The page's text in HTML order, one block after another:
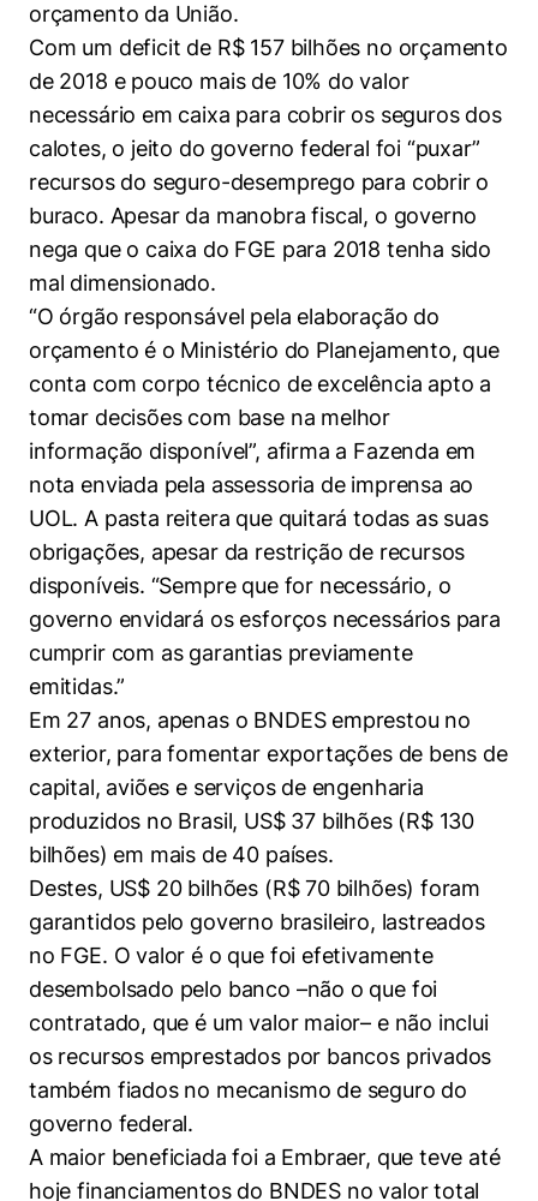
orçamento da União.
Com um deficit de R$ 157 bilhões no orçamento
de 2018 e pouco mais de 10% do valor
necessário em caixa para cobrir os seguros dos
calotes, o jeito do governo federal foi “puxar”
recursos do seguro-desemprego para cobrir o
buraco. Apesar da manobra fiscal, o governo
nega que o caixa do FGE para 2018 tenha sido
mal dimensionado.
“O órgão responsável pela elaboração do
orçamento é o Ministério do Planejamento, que
conta com corpo técnico de excelência apto a
tomar decisões com base na melhor
informação disponível”, afirma a Fazenda em
nota enviada pela assessoria de imprensa ao
UOL. A pasta reitera que quitará todas as suas
obrigações, apesar da restrição de recursos
disponíveis. “Sempre que for necessário, o
governo envidará os esforços necessários para
cumprir com as garantias previamente
emitidas.”
Em 27 anos, apenas o BNDES emprestou no
exterior, para fomentar exportações de bens de
capital, aviões e serviços de engenharia
produzidos no Brasil, US$ 37 bilhões (R$ 130
bilhões) em mais de 40 países.
Destes, US$ 20 bilhões (R$ 70 bilhões) foram
garantidos pelo governo brasileiro, lastreados
no FGE. O valor é o que foi efetivamente
desembolsado pelo banco –não o que foi
contratado, que é um valor maior– e não inclui
os recursos emprestados por bancos privados
também fiados no mecanismo de seguro do
governo federal.
A maior beneficiada foi a Embraer, que teve até
hoje financiamentos do BNDES no valor total